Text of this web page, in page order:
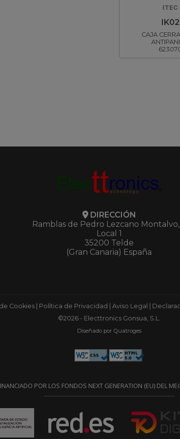
ITEC
IK02
CAJA
DIRECCIÓN
Ramblas de Pedro Lezcano
Local 1
35200 Telde
(Gran Canaria) España
Cookies| Política de Privacidad Aviso Legal
©2026 - Electtronics Gonsua, S.L.
Diseñado por Quatroges
POR LOS FONDOS NEXT GENERATION (EU) DEL